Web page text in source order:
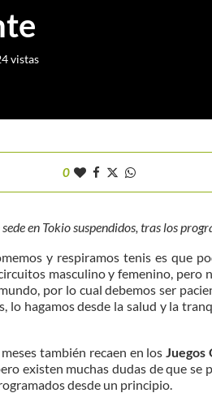
vistas
0
en Tokio suspendidos, tras los
y respiramos tenis es que
masculino y femenino, pero
por lo cual debemos ser
lo hagamos desde la salud y la
también recaen en los Juegos
existen muchas dudas de que
desde un principio.